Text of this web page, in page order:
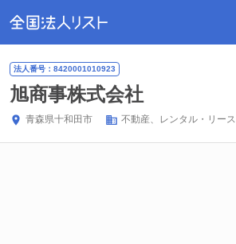
法人番号：8420001010923
旭商事株式会社
青森県十和田市 不動産、レンタル・リース